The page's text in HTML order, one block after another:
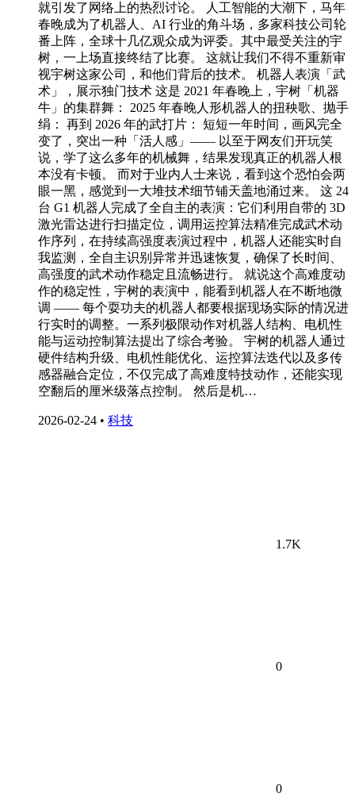
就引发了网络上的热烈讨论。 人工智能的大潮下，马年
春晚成为了机器人、AI 行业的角斗场，多家科技公司轮
番上阵，全球十几亿观众成为评委。其中最受关注的宇
树，一上场直接终结了比赛。 这就让我们不得不重新审
视宇树这家公司，和他们背后的技术。 机器人表演「武
术」，展示独门技术 这是 2021 年春晚上，宇树「机器
牛」的集群舞： 2025 年春晚人形机器人的扭秧歌、抛手
绢： 再到 2026 年的武打片： 短短一年时间，画风完全
变了，突出一种「活人感」—— 以至于网友们开玩笑
说，学了这么多年的机械舞，结果发现真正的机器人根
本没有卡顿。 而对于业内人士来说，看到这个恐怕会两
眼一黑，感觉到一大堆技术细节铺天盖地涌过来。 这 24
台 G1 机器人完成了全自主的表演：它们利用自带的 3D
激光雷达进行扫描定位，调用运控算法精准完成武术动
作序列，在持续高强度表演过程中，机器人还能实时自
我监测，全自主识别异常并迅速恢复，确保了长时间、
高强度的武术动作稳定且流畅进行。 就说这个高难度动
作的稳定性，宇树的表演中，能看到机器人在不断地微
调 —— 每个耍功夫的机器人都要根据现场实际的情况进
行实时的调整。一系列极限动作对机器人结构、电机性
能与运动控制算法提出了综合考验。 宇树的机器人通过
硬件结构升级、电机性能优化、运控算法迭代以及多传
感器融合定位，不仅完成了高难度特技动作，还能实现
空翻后的厘米级落点控制。 然后是机…
2026-02-24 • 科技
1.7K
0
0